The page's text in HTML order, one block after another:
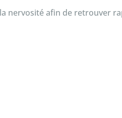
nervosité afin de retrouver